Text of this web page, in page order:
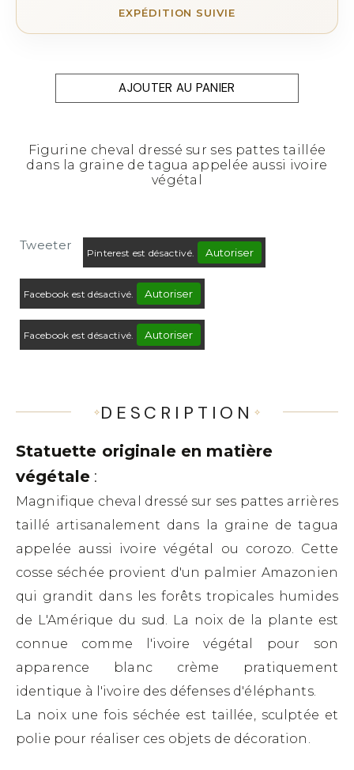
EXPÉDITION SUIVIE
AJOUTER AU PANIER
Figurine cheval dressé sur ses pattes taillée
dans la graine de tagua appelée aussi ivoire
végétal
Tweeter
Pinterest est désactivé. Autoriser
Facebook est désactivé. Autoriser
Facebook est désactivé. Autoriser
DESCRIPTION
Statuette originale en matière
végétale :
Magnifique cheval dressé sur ses pattes arrières
taillé artisanalement dans la graine de tagua
appelée aussi ivoire végétal ou corozo. Cette
cosse séchée provient d'un palmier Amazonien
qui grandit dans les forêts tropicales humides
de L'Amérique du sud. La noix de la plante est
connue comme l'ivoire végétal pour son
apparence blanc crème pratiquement
identique à l'ivoire des défenses d'éléphants.
La noix une fois séchée est taillée, sculptée et
polie pour réaliser ces objets de décoration.